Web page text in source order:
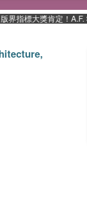
標大獎肯定！A.F.